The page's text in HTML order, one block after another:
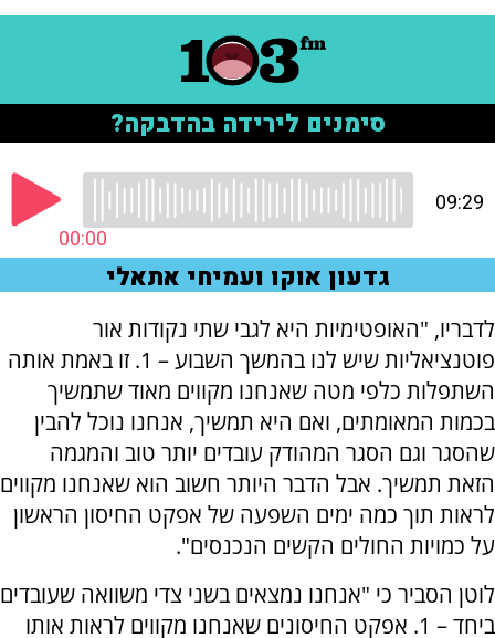
לדבריו, "האופטימיות היא לגבי שתי נקודות אור
פוטנציאליות שיש לנו בהמשך השבוע – 1. זו באמת אותה
השתפלות כלפי מטה שאנחנו מקווים מאוד שתמשיך
בכמות המאומתים, ואם היא תמשיך, אנחנו נוכל להבין
שהסגר וגם הסגר המהודק עובדים יותר טוב והמגמה
הזאת תמשיך. אבל הדבר היותר חשוב הוא שאנחנו מקווים
לראות תוך כמה ימים השפעה של אפקט החיסון הראשון
על כמויות החולים הקשים הנכנסים".
לוטן הסביר כי "אנחנו נמצאים בשני צדי משוואה שעובדים
ביחד – 1. אפקט החיסונים שאנחנו מקווים לראות אותו